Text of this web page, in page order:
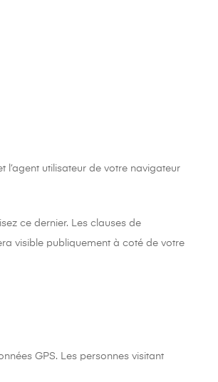
l’agent utilisateur de votre navigateur
ce dernier. Les clauses de
visible publiquement à coté de votre
GPS. Les personnes visitant